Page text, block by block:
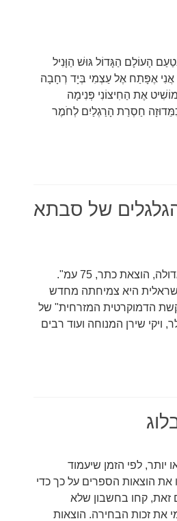
הָעוֹלָם הַגָּדוֹל גּוּשׁ הַוָּנִיל
אֶפָּתַח אֶל עַצְמִי בְּיָד רְחָבָה
אֶת הַחִיצוֹנִי פְּנִימָה
חַסְרַת הָרַגְלַיִם לְחֹמֶר
של סבתא
הגלגלים של סבתא יעקב ביטון, אינה דדה: משירי האם הגדולה, הוצאת כתר, 75 עמ".
היא צמיחתה מחדש
הדמוקרטית המזרחית" של
ויקי שירן המנוחה ועוד רבים
יותר, לפי הזמן שיעמוד
את הוצאות הספרים על כך כדי
זאת, קחו בחשבון שלא
את זכות הבחירה. הוצאות